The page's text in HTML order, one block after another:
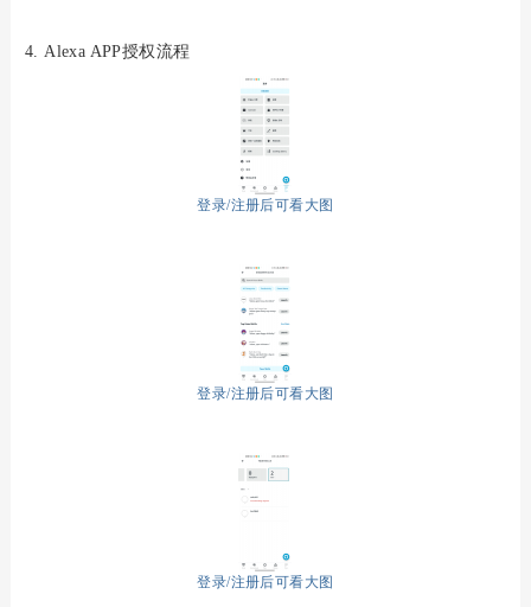
4.Alexa APP授权流程
登录/注册后可看大图
登录/注册后可看大图
登录/注册后可看大图